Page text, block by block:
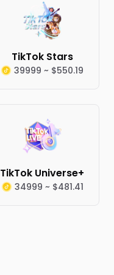
TikTok Stars
39999 ~ $550.19
TikTok Universe+
34999 ~ $481.41